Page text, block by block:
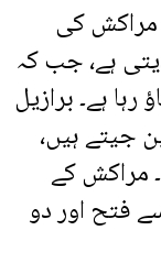
مراکش کی
ہے، جب کہ
ہے۔ برازیل
جیتے ہیں،
مراکش کے
فتح اور دو